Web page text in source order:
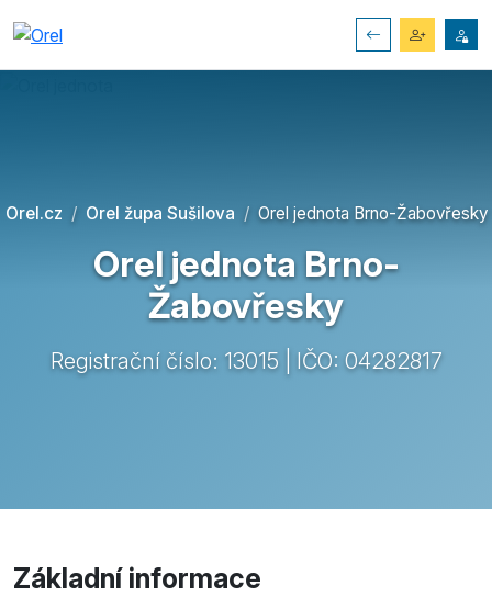
Orel.cz Orel župa Sušilova Orel jednota Brno-Žabovřesky
Orel jednota Brno-
Žabovřesky
Registrační číslo: 13015 | IČO: 04282817
Základní informace